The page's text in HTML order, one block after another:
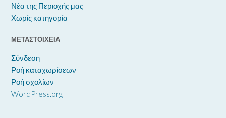
Νέα της Περιοχής μας
Χωρίς κατηγορία
ΜΕΤΑΣΤΟΙΧΕΊΑ
Σύνδεση
Ροή καταχωρίσεων
Ροή σχολίων
WordPress.org